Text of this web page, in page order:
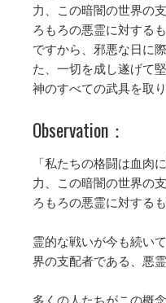
力、この暗闇の世界の
ろもろの悪霊に対するも
ですから、邪悪な日に
た、一切を成し遂げて
神のすべての武具を取り
Observation：
「私たちの格闘は血肉
力、この暗闇の世界の
ろもろの悪霊に対するも
霊的な戦いが今も続い
界の支配者である、悪